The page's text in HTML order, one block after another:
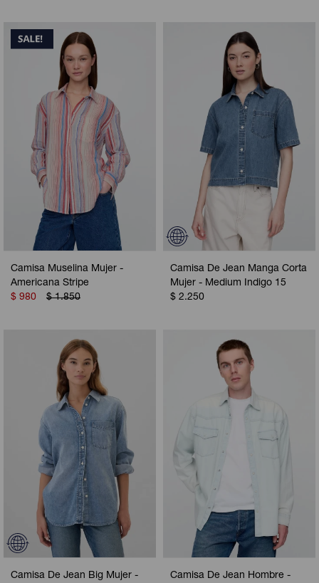
Camisa Muselina Mujer -
Americana Stripe
$ 980 $ 1.850
Camisa De Jean Manga Corta
Mujer - Medium Indigo 15
$ 2.250
Camisa De Jean Big Mujer - Camisa De Jean Hombre -